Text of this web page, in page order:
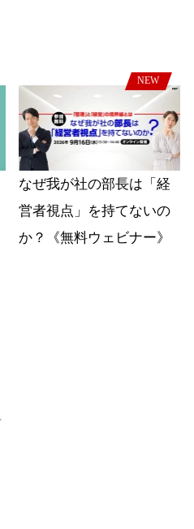
NEW
なぜ我が社の部長は「経
営者視点」を持てないの
か？《無料ウェビナー》